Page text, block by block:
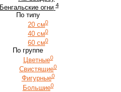
Бенгальские огни 4
По типу
20 см0
40 см0
60 см0
По группе
Цветные0
Свистящие0
Фигурные0
Большие0